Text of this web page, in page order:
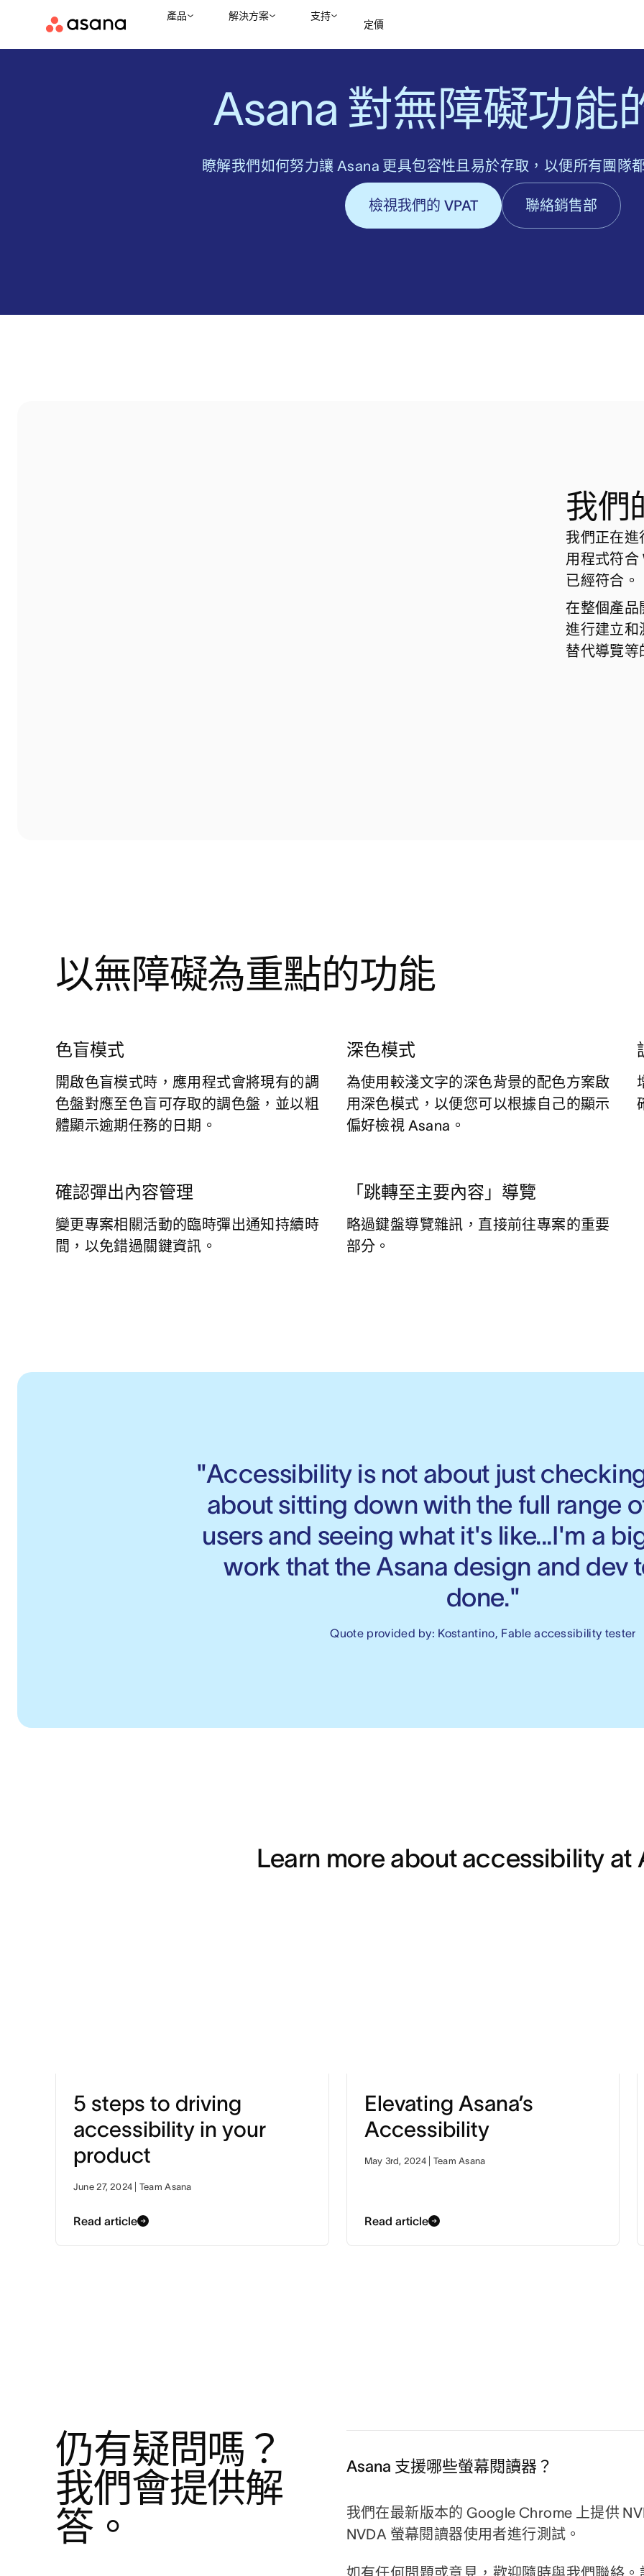
產品 解決方案 支持
定價
Asana 對無障礙功能
瞭解我們如何努力讓 Asana 更具包容性且易於存取，以便所有團隊
檢視我們的 VPAT 聯絡銷售部
我們
我們正在進
用程式符合
已經符合。
在整個產品
進行建立和
替代導覽等
以無障礙為重點的功能
色盲模式
開啟色盲模式時，應用程式會將現有的調
色盤對應至色盲可存取的調色盤，並以粗
體顯示逾期任務的日期。
深色模式
為使用較淺文字的深色背景的配色方案啟
用深色模式，以便您可以根據自己的顯示
偏好檢視 Asana。
確認彈出內容管理
變更專案相關活動的臨時彈出通知持續時
間，以免錯過關鍵資訊。
「跳轉至主要內容」導覽
略過鍵盤導覽雜訊，直接前往專案的重要
部分。
"Accessibility is not about just
about sitting down with the full range
users and seeing what it's like...I'm a
work that the Asana design and dev
done."
Quote provided by: Kostantino, Fable accessibility tester
Learn more about accessibility at
5 steps to driving
accessibility in your
product
June 27, 2024 | Team Asana
Read article
Elevating Asana’s
Accessibility
May 3rd, 2024 | Team Asana
Read article
仍有疑問嗎？
我們會提供解
答。
Asana 支援哪些螢幕閱讀器？
我們在最新版本的 Google Chrome 上提供
NVDA 螢幕閱讀器使用者進行測試。